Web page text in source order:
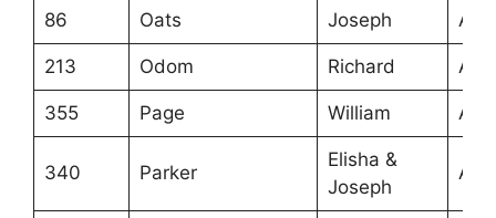
86 Oats Joseph
213 Odom Richard
355 Page William
340 Parker
Elisha &
Joseph